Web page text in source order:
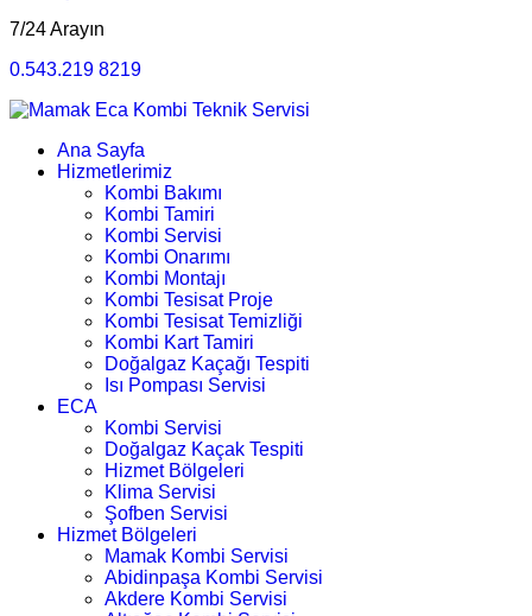
7/24 Arayın
0.543.219 8219
Ana Sayfa
Hizmetlerimiz
Kombi Bakımı
Kombi Tamiri
Kombi Servisi
Kombi Onarımı
Kombi Montajı
Kombi Tesisat Proje
Kombi Tesisat Temizliği
Kombi Kart Tamiri
Doğalgaz Kaçağı Tespiti
Isı Pompası Servisi
ECA
Kombi Servisi
Doğalgaz Kaçak Tespiti
Hizmet Bölgeleri
Klima Servisi
Şofben Servisi
Hizmet Bölgeleri
Mamak Kombi Servisi
Abidinpaşa Kombi Servisi
Akdere Kombi Servisi